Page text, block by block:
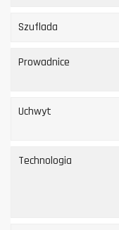
Szuflada
Prowadnice
Uchwyt
Technologia